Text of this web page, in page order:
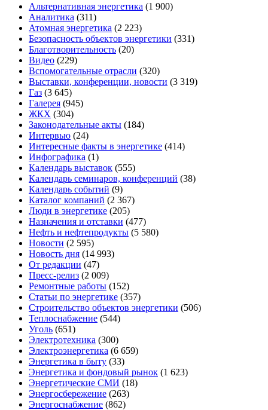
Альтернативная энергетика (1 900)
Аналитика (311)
Атомная энергетика (2 223)
Безопасность объектов энергетики (331)
Благотворительность (20)
Видео (229)
Вспомогательные отрасли (320)
Выставки, конференции, новости (3 319)
Газ (3 645)
Галерея (945)
ЖКХ (304)
Законодательные акты (184)
Интервью (24)
Интересные факты в энергетике (414)
Инфографика (1)
Календарь выставок (555)
Календарь семинаров, конференций (38)
Календарь событий (9)
Каталог компаний (2 367)
Люди в энергетике (205)
Назначения и отставки (477)
Нефть и нефтепродукты (5 580)
Новости (2 595)
Новость дня (14 993)
От редакции (47)
Пресс-релиз (2 009)
Ремонтные работы (152)
Статьи по энергетике (357)
Строительство объектов энергетики (506)
Теплоснабжение (544)
Уголь (651)
Электротехника (300)
Электроэнергетика (6 659)
Энергетика в быту (33)
Энергетика и фондовый рынок (1 623)
Энергетические СМИ (18)
Энергосбережение (263)
Энергоснабжение (862)